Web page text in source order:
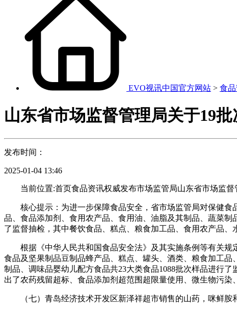
EVO视讯中国官方网站 > 食
山东省市场监督管理局关于19
发布时间：
2025-01-04 13:46
当前位置:首页食品资讯权威发布市场监管局山东省市场监督
核心提示：为进一步保障食品安全，省市场监管局对保健食
品、食品添加剂、食用农产品、食用油、油脂及其制品、蔬菜
了监督抽检，其中餐饮食品、糕点、粮食加工品、食用农产品、
根据《中华人民共和国食品安全法》及其实施条例等有关规
食品及坚果制品豆制品蜂产品、糕点、罐头、酒类、粮食加工
制品、调味品婴幼儿配方食品共23大类食品1088批次样品进行
出了农药残留超标、食品添加剂超范围超限量使用、微生物污
（七）青岛经济技术开发区新泽祥超市销售的山药，咪鲜胺